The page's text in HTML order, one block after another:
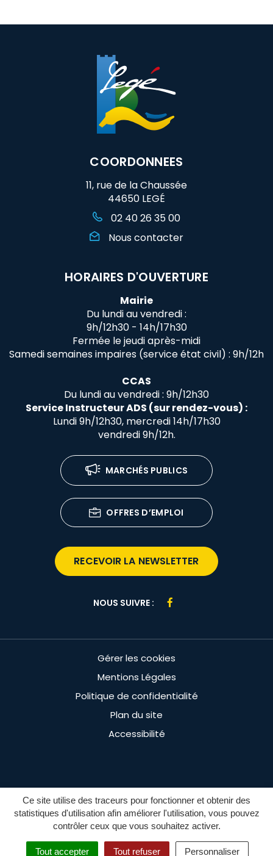
Ce site utilise des traceurs pour fonctionner et obtenir des
statistiques d'utilisation afin améliorer l'utilisation, vous pouvez
contrôler ceux que vous souhaitez activer.
Tout accepter Tout refuser Personnaliser
MENU
COORDONNEES
11, rue de la Chaussée
44650 LEGÉ
02 40 26 35 00
Nous contacter
HORAIRES D'OUVERTURE
Mairie
Du lundi au vendredi :
9h/12h30 - 14h/17h30
Fermée le jeudi après-midi
Samedi semaines impaires (service état civil) : 9h/12h
CCAS
Du lundi au vendredi : 9h/12h30
Service Instructeur ADS (sur rendez-vous) :
Lundi 9h/12h30, mercredi 14h/17h30
vendredi 9h/12h.
MARCHÉS PUBLICS
OFFRES D’EMPLOI
RECEVOIR LA NEWSLETTER
NOUS SUIVRE :
Gérer les cookies
Mentions Légales
Politique de confidentialité
Plan du site
Accessibilité